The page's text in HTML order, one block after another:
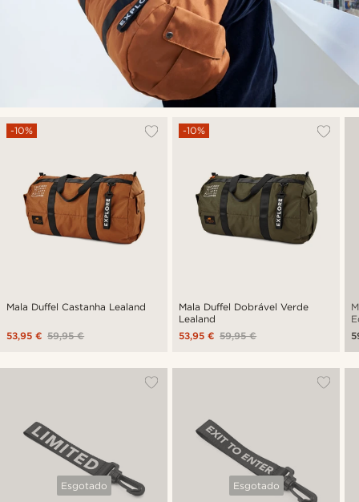
Mala Duffel Castanha Lealand
-10%
59,95 €
53,95 €
Mala Duffel Dobrável Verde
Lealand
-10%
59,95 €
53,95 €
Esgotado Esgotado